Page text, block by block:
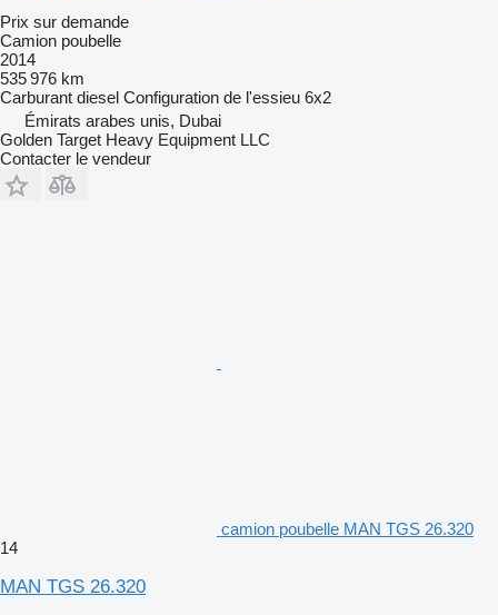
Prix sur demande
Camion poubelle
2014
535 976 km
Carburant diesel Configuration de l'essieu 6x2
Émirats arabes unis, Dubai
Golden Target Heavy Equipment LLC
Contacter le vendeur
camion poubelle MAN TGS 26.320
14
MAN TGS 26.320